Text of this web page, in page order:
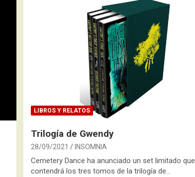
LIBROS Y RELATOS
Trilogía de Gwendy
28/09/2021 INSOMNIA
Cemetery Dance ha anunciado un set limitado que
contendrá los tres tomos de la trilogía de…